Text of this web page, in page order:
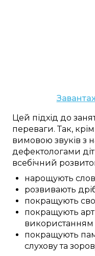
Цей підхід до
переваги. Так, крім
вимовою звуків з
дефектологами
всебічний
нарощують
розвивають
покращують
покращують
використанням
покращують
слухову та